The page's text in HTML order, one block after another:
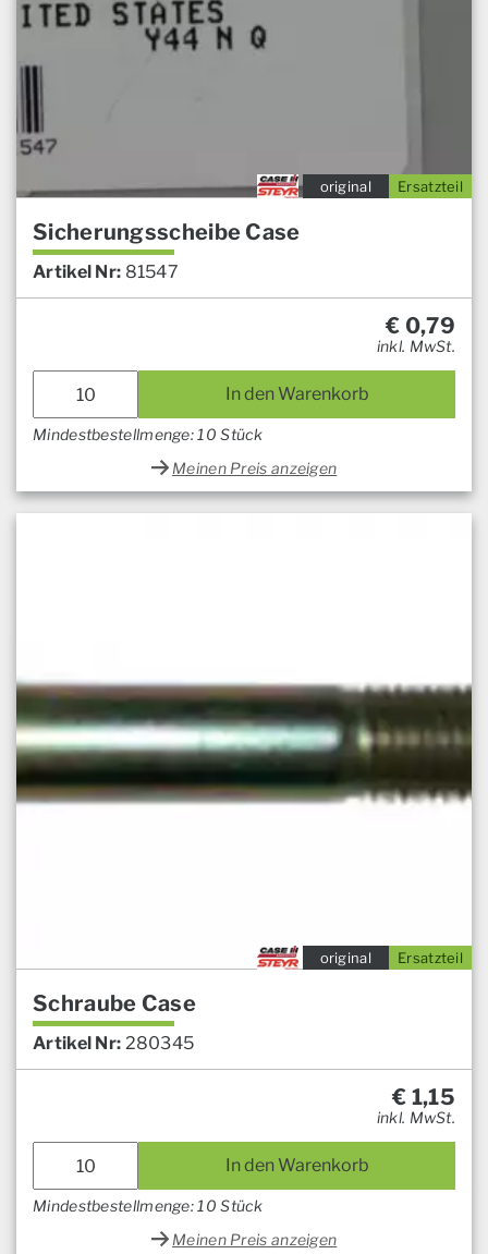
Ersatzteil
original
Sicherungsscheibe Case
Artikel Nr: 81547
€ 0,79
inkl. MwSt.
In den Warenkorb
Mindestbestellmenge: 10 Stück
Meinen Preis anzeigen
Ersatzteil
original
Schraube Case
Artikel Nr: 280345
€ 1,15
inkl. MwSt.
In den Warenkorb
Mindestbestellmenge: 10 Stück
Meinen Preis anzeigen